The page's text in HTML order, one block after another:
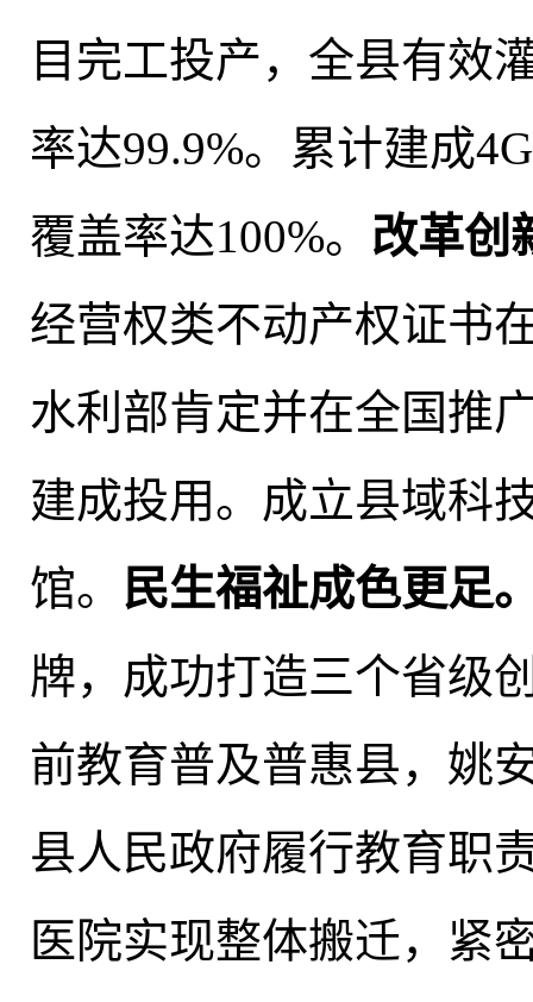
目完工投产，全县有效
率达99.9%。累计建成
覆盖率达100%。 改革创
经营权类不动产权证书
水利部肯定并在全国推
建成投用。 成立县域科
馆。 民生福祉成色更足
牌， 成功打造三个省级
前教育普及普惠县， 姚
县人民政府履行教育职
医院实现整体搬迁，紧